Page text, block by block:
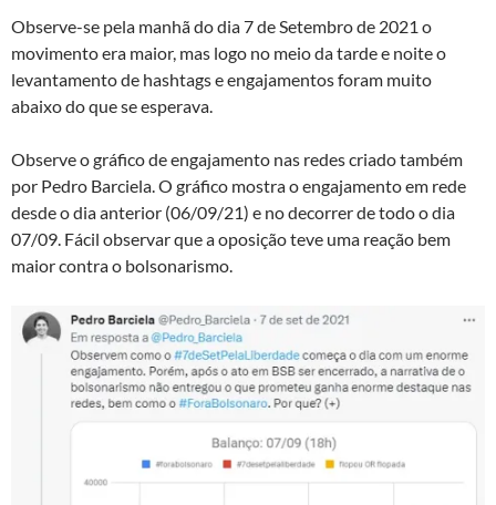
Observe-se pela manhã do dia 7 de Setembro de 2021 o
movimento era maior, mas logo no meio da tarde e noite o
levantamento de hashtags e engajamentos foram muito
abaixo do que se esperava.
Observe o gráfico de engajamento nas redes criado também
por Pedro Barciela. O gráfico mostra o engajamento em rede
desde o dia anterior (06/09/21) e no decorrer de todo o dia
07/09. Fácil observar que a oposição teve uma reação bem
maior contra o bolsonarismo.